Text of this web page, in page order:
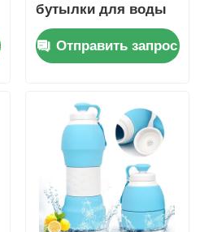
бутылки для воды
без BPA, 500 мл, на
заказОтправить запрос